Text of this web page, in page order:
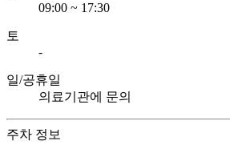
09:00 ~ 17:30
토
-
일/공휴일
의료기관에 문의
주차 정보